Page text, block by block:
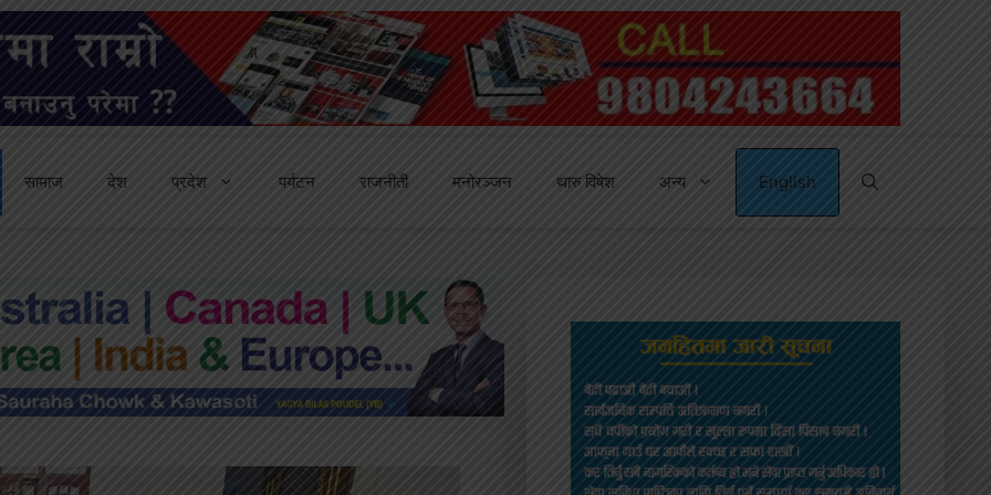
सामाज देश प्रदेश पर्यटन राजनीती मनोरञ्जन थारु विषेश अन्य English